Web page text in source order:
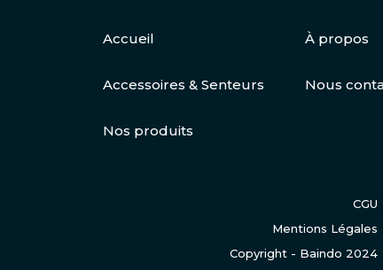
Accueil
Accessoires & Senteurs
Nos produits
À propos
Nous
CGU
Mentions Légales
Copyright - Baindo 2024